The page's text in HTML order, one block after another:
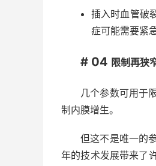
插入时血管破
症可能需要紧
# 04 限制再狭
几个参数可用于
制内膜增生。
但这不是唯一的
年的技术发展带来了